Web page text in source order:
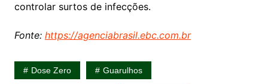
controlar surtos de infecções.
Fonte: https://agenciabrasil.ebc.com.br
Dose Zero Guarulhos